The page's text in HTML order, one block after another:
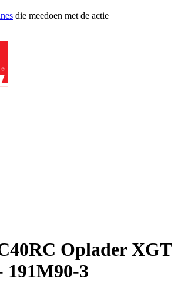
die meedoen met de actie
Oplader XGT
191M90-3